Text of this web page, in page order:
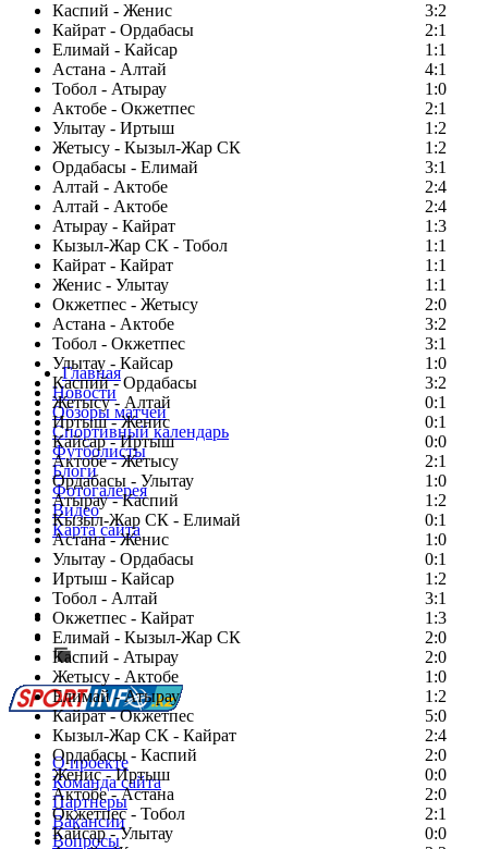
Каспий - Женис
3:2
Кайрат - Ордабасы
2:1
Елимай - Кайсар
1:1
Астана - Алтай
4:1
Тобол - Атырау
1:0
Актобе - Окжетпес
2:1
Улытау - Иртыш
1:2
Жетысу - Кызыл-Жар СК
1:2
Ордабасы - Елимай
3:1
Алтай - Актобе
2:4
Алтай - Актобе
2:4
Атырау - Кайрат
1:3
Кызыл-Жар СК - Тобол
1:1
Кайрат - Кайрат
1:1
Женис - Улытау
1:1
Окжетпес - Жетысу
2:0
Астана - Актобе
3:2
Тобол - Окжетпес
3:1
Улытау - Кайсар
1:0
Каспий - Ордабасы
3:2
Жетысу - Алтай
0:1
Иртыш - Женис
0:1
Кайсар - Иртыш
0:0
Актобе - Жетысу
2:1
Ордабасы - Улытау
1:0
Атырау - Каспий
1:2
Кызыл-Жар СК - Елимай
0:1
Астана - Женис
1:0
Улытау - Ордабасы
0:1
Иртыш - Кайсар
1:2
Тобол - Алтай
3:1
Окжетпес - Кайрат
1:3
Елимай - Кызыл-Жар СК
2:0
Каспий - Атырау
2:0
Жетысу - Актобе
1:0
Елимай - Атырау
1:2
Кайрат - Окжетпес
5:0
Кызыл-Жар СК - Кайрат
2:4
Ордабасы - Каспий
2:0
Женис - Иртыш
0:0
Актобе - Астана
2:0
Окжетпес - Тобол
2:1
Кайсар - Улытау
0:0
Главная
Новости
Обзоры матчей
Спортивный календарь
Футболисты
Блоги
Фотогалерея
Видео
Карта сайта
Есть идея?
Сообщить о мероприятии
Перейти на старый сайт
О проекте
Команда сайта
Партнеры
Вакансии
Вопросы